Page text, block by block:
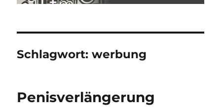
Schlagwort:werbung
Penisverlängerung